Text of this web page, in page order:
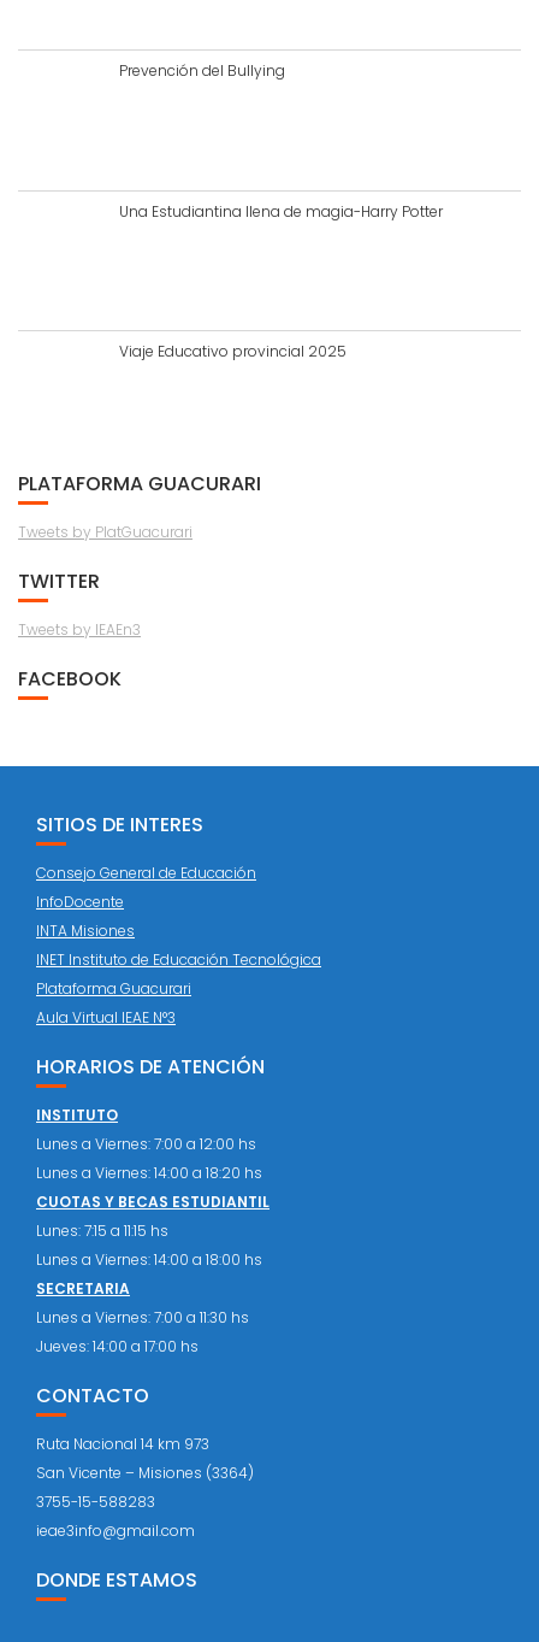
Prevención del Bullying
Una Estudiantina llena de magia-Harry Potter
Viaje Educativo provincial 2025
PLATAFORMA GUACURARI
Tweets by PlatGuacurari
TWITTER
Tweets by IEAEn3
FACEBOOK
SITIOS DE INTERES
Consejo General de Educación
InfoDocente
INTA Misiones
INET Instituto de Educación Tecnológica
Plataforma Guacurari
Aula Virtual IEAE N°3
HORARIOS DE ATENCIÓN
INSTITUTO
Lunes a Viernes: 7:00 a 12:00 hs
Lunes a Viernes: 14:00 a 18:20 hs
CUOTAS Y BECAS ESTUDIANTIL
Lunes: 7:15 a 11:15 hs
Lunes a Viernes: 14:00 a 18:00 hs
SECRETARIA
Lunes a Viernes: 7:00 a 11:30 hs
Jueves: 14:00 a 17:00 hs
CONTACTO
Ruta Nacional 14 km 973
San Vicente – Misiones (3364)
3755-15-588283
ieae3info@gmail.com
DONDE ESTAMOS